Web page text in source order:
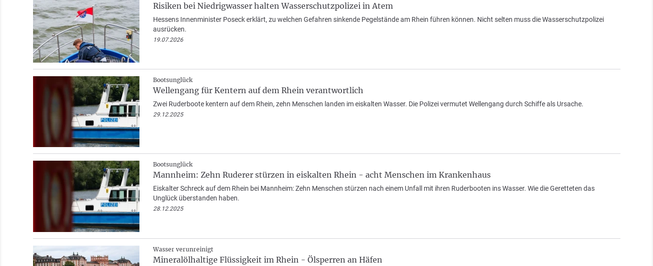
Risiken bei Niedrigwasser halten Wasserschutzpolizei in Atem
Hessens Innenminister Poseck erklärt, zu welchen Gefahren sinkende Pegelstände am Rhein führen können. Nicht selten muss die Wasserschutzpolizei
ausrücken.
19.07.2026
Bootsunglück
Wellengang für Kentern auf dem Rhein verantwortlich
Zwei Ruderboote kentern auf dem Rhein, zehn Menschen landen im eiskalten Wasser. Die Polizei vermutet Wellengang durch Schiffe als Ursache.
29.12.2025
Bootsunglück
Mannheim: Zehn Ruderer stürzen in eiskalten Rhein - acht Menschen im Krankenhaus
Eiskalter Schreck auf dem Rhein bei Mannheim: Zehn Menschen stürzen nach einem Unfall mit ihren Ruderbooten ins Wasser. Wie die Geretteten das
Unglück überstanden haben.
28.12.2025
Wasser verunreinigt
Mineralölhaltige Flüssigkeit im Rhein - Ölsperren an Häfen